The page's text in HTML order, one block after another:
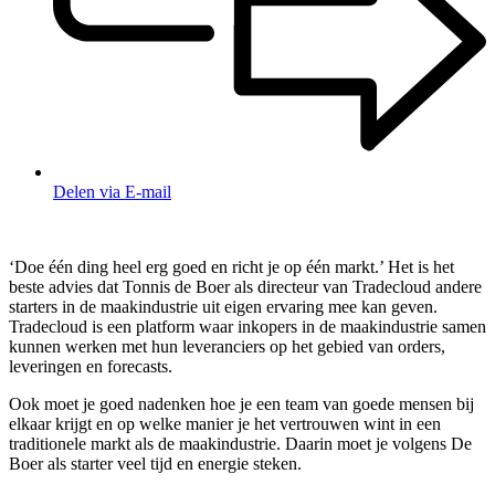
Delen via E-mail
‘Doe één ding heel erg goed en richt je op één markt.’ Het is het
beste advies dat Tonnis de Boer als directeur van Tradecloud andere
starters in de maakindustrie uit eigen ervaring mee kan geven.
Tradecloud is een platform waar inkopers in de maakindustrie samen
kunnen werken met hun leveranciers op het gebied van orders,
leveringen en forecasts.
Ook moet je goed nadenken hoe je een team van goede mensen bij
elkaar krijgt en op welke manier je het vertrouwen wint in een
traditionele markt als de maakindustrie. Daarin moet je volgens De
Boer als starter veel tijd en energie steken.